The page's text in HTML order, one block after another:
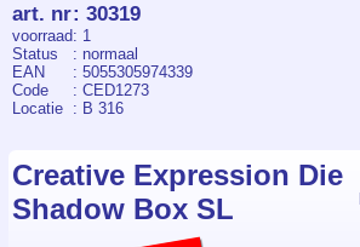
art. nr: 30319
voorraad: 1
Status
: normaal
EAN
: 5055305974339
Code
: CED1273
Locatie : B 316
Creative Expression Die
Shadow Box SL